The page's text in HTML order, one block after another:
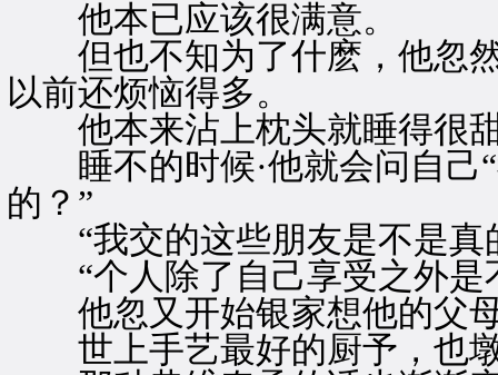
他本已应该很满意。
但也不知为了什麽，他忽然
以前还烦恼得多。
他本来沾上枕头就睡得很甜
睡不的时候·他就会问自己“
的？”
“我交的这些朋友是不是真
“个人除了自己享受之外是
他忽又开始银家想他的父
世上手艺最好的厨予，也墩